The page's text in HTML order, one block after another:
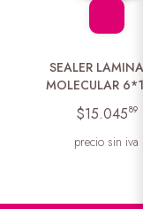
SEALER
MOLECULAR
$15.04589
precio sin iva